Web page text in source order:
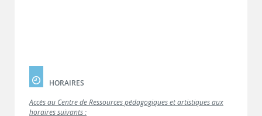
HORAIRES
Accès au Centre de Ressources pédagogiques et artistiques aux
horaires suivants :